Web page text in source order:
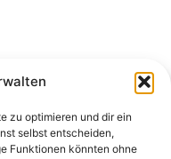
zu optimieren und dir ein
selbst entscheiden,
Funktionen könnten ohne